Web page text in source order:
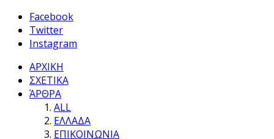
Facebook
Twitter
Instagram
ΑΡΧΙΚΗ
ΣΧΕΤΙΚΑ
ΆΡΘΡΑ
ALL
ΕΛΛΑΔΑ
ΕΠΙΚΟΙΝΩΝΙΑ